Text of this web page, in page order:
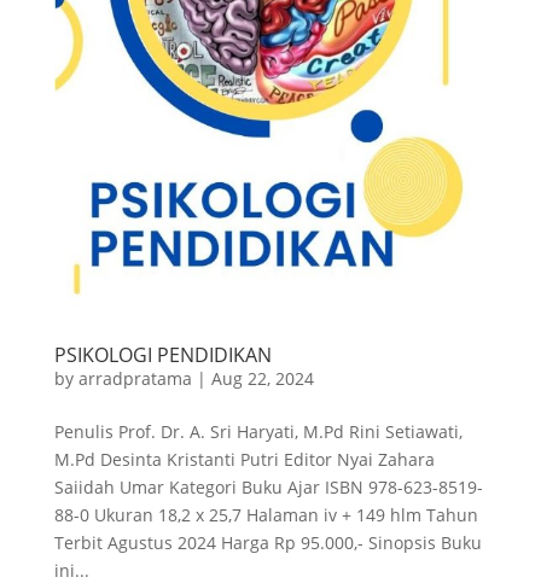
PSIKOLOGI PENDIDIKAN
by arradpratama | Aug 22, 2024
Penulis Prof. Dr. A. Sri Haryati, M.Pd Rini Setiawati,
M.Pd Desinta Kristanti Putri Editor Nyai Zahara
Saiidah Umar Kategori Buku Ajar ISBN 978-623-8519-
88-0 Ukuran 18,2 x 25,7 Halaman iv + 149 hlm Tahun
Terbit Agustus 2024 Harga Rp 95.000,- Sinopsis Buku
ini...